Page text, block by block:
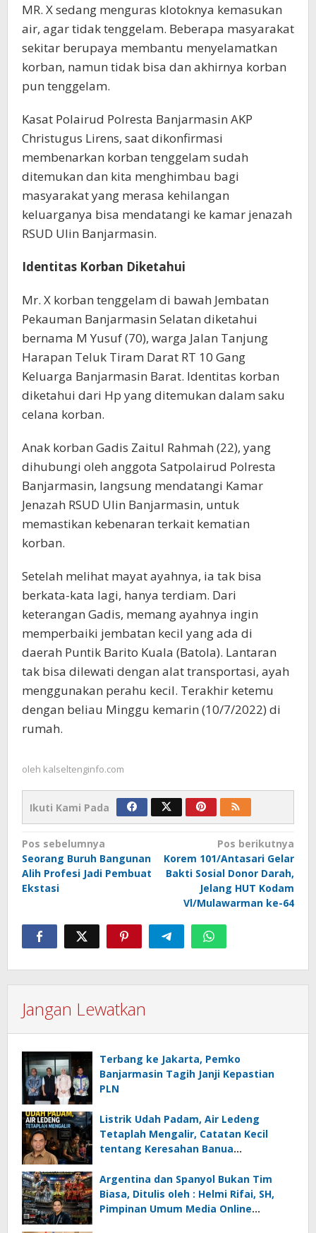
MR. X sedang menguras klotoknya kemasukan
air, agar tidak tenggelam. Beberapa masyarakat
sekitar berupaya membantu menyelamatkan
korban, namun tidak bisa dan akhirnya korban
pun tenggelam.
Kasat Polairud Polresta Banjarmasin AKP
Christugus Lirens, saat dikonfirmasi
membenarkan korban tenggelam sudah
ditemukan dan kita menghimbau bagi
masyarakat yang merasa kehilangan
keluarganya bisa mendatangi ke kamar jenazah
RSUD Ulin Banjarmasin.
Identitas Korban Diketahui
Mr. X korban tenggelam di bawah Jembatan
Pekauman Banjarmasin Selatan diketahui
bernama M Yusuf (70), warga Jalan Tanjung
Harapan Teluk Tiram Darat RT 10 Gang
Keluarga Banjarmasin Barat. Identitas korban
diketahui dari Hp yang ditemukan dalam saku
celana korban.
Anak korban Gadis Zaitul Rahmah (22), yang
dihubungi oleh anggota Satpolairud Polresta
Banjarmasin, langsung mendatangi Kamar
Jenazah RSUD Ulin Banjarmasin, untuk
memastikan kebenaran terkait kematian
korban.
Setelah melihat mayat ayahnya, ia tak bisa
berkata-kata lagi, hanya terdiam. Dari
keterangan Gadis, memang ayahnya ingin
memperbaiki jembatan kecil yang ada di
daerah Puntik Barito Kuala (Batola). Lantaran
tak bisa dilewati dengan alat transportasi, ayah
menggunakan perahu kecil. Terakhir ketemu
dengan beliau Minggu kemarin (10/7/2022) di
rumah.
oleh kalseltenginfo.com
Ikuti Kami Pada
Navigasi
pos
Pos sebelumnya
Seorang Buruh Bangunan
Alih Profesi Jadi Pembuat
Ekstasi
Pos berikutnya
Korem 101/Antasari Gelar
Bakti Sosial Donor Darah,
Jelang HUT Kodam
Vl/Mulawarman ke-64
Jangan Lewatkan
Terbang ke Jakarta, Pemko
Banjarmasin Tagih Janji Kepastian
PLN
Listrik Udah Padam, Air Ledeng
Tetaplah Mengalir, Catatan Kecil
tentang Keresahan Banua
Ancaman Lingkungan, Oleh : Helmi
Rifai, SH
Argentina dan Spanyol Bukan Tim
Biasa, Ditulis oleh : Helmi Rifai, SH,
Pimpinan Umum Media Online